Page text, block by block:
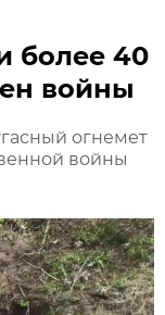
более 40
войны
огнемет
войны